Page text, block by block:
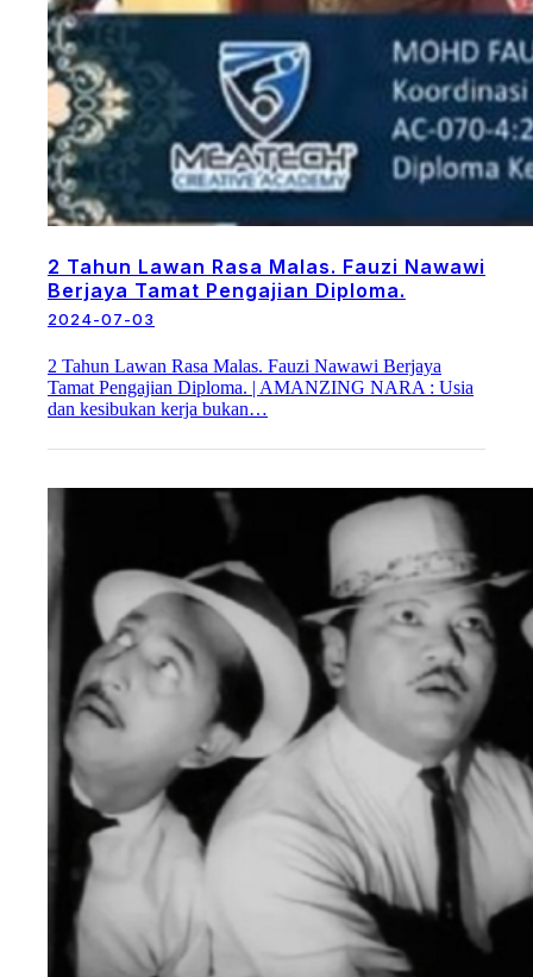
2 Tahun Lawan Rasa Malas. Fauzi Nawawi
Berjaya Tamat Pengajian Diploma.
2024-07-03
2 Tahun Lawan Rasa Malas. Fauzi Nawawi Berjaya
Tamat Pengajian Diploma. | AMANZING NARA : Usia
dan kesibukan kerja bukan…